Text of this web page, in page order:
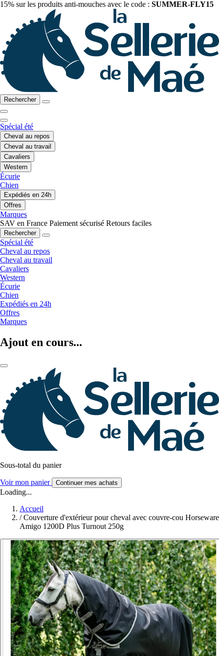
15% sur les produits anti-mouches avec le code : SUMMER-FLY15
Rechercher
Spécial été
Cheval au repos
Cheval au travail
Cavaliers
Western
Écurie
Chien
Expédiés en 24h
Offres
Marques
SAV en France Paiement sécurisé Retours faciles
Rechercher
Spécial été
Cheval au repos
Cheval au travail
Cavaliers
Western
Écurie
Chien
Expédiés en 24h
Offres
Marques
Ajout en cours...
Sous-total du panier
Voir mon panier Continuer mes achats
Loading...
Accueil
/ Couverture d'extérieur pour cheval avec couvre-cou Horseware
Amigo 1200D Plus Turnout 250g